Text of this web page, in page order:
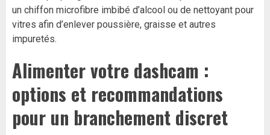
un chiffon microfibre imbibé d’alcool ou de nettoyant pour
vitres afin d’enlever poussière, graisse et autres
impuretés.
Alimenter votre dashcam :
options et recommandations
pour un branchement discret